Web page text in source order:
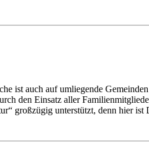
ist auch auf umliegende
den Einsatz aller
großzügig unterstützt, denn hier ist